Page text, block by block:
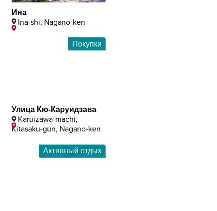
Ина
Ina-shi, Nagano-ken
Покупки
Улица Кю-Каруидзава
Karuizawa-machi,
Kitasaku-gun, Nagano-ken
Активный отдых